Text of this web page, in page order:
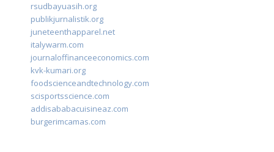
rsudbayuasih.org
publikjurnalistik.org
juneteenthapparel.net
italywarm.com
journaloffinanceeconomics.com
kvk-kumari.org
foodscienceandtechnology.com
scisportsscience.com
addisababacuisineaz.com
burgerimcamas.com